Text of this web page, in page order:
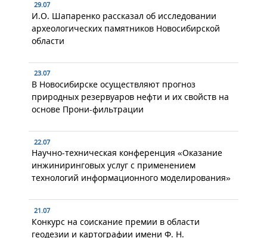
29.07
И.О. Шапаренко рассказал об исследовании
археологических памятников Новосибирской
области
23.07
В Новосибирске осуществляют прогноз
природных резервуаров нефти и их свойств на
основе Прони-фильтрации
22.07
Научно-техническая конференция «Оказание
инжиниринговых услуг с применением
технологий информационного моделирования»
21.07
Конкурс на соискание премии в области
геодезии и картографии имени Ф. Н.